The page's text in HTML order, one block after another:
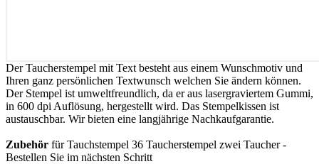
Der Taucherstempel mit Text besteht aus einem Wunschmotiv und
Ihren ganz persönlichen Textwunsch welchen Sie ändern können.
Der Stempel ist umweltfreundlich, da er aus lasergraviertem Gummi,
in 600 dpi Auflösung, hergestellt wird. Das Stempelkissen ist
austauschbar. Wir bieten eine langjährige Nachkaufgarantie.
Zubehör für Tauchstempel 36 Taucherstempel zwei Taucher -
Bestellen Sie im nächsten Schritt